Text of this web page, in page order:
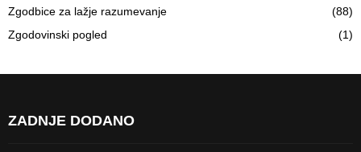
Zgodbice za lažje razumevanje
(88)
Zgodovinski pogled
(1)
ZADNJE DODANO